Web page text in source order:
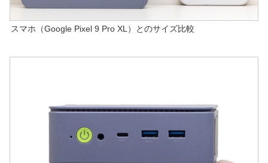
スマホ（Google Pixel 9 Pro XL）とのサイズ比較